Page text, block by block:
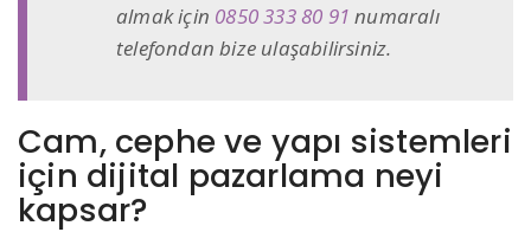
almak için 0850 333 80 91 numaralı
telefondan bize ulaşabilirsiniz.
Cam, cephe ve yapı sistemleri
için dijital pazarlama neyi
kapsar?